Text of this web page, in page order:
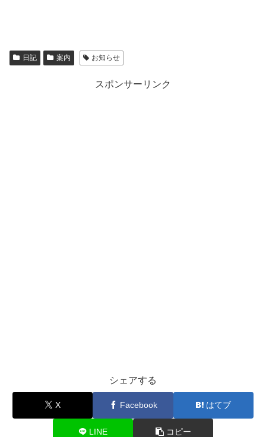
日記 案内 お知らせ
スポンサーリンク
シェアする
X Facebook はてブ
LINE コピー